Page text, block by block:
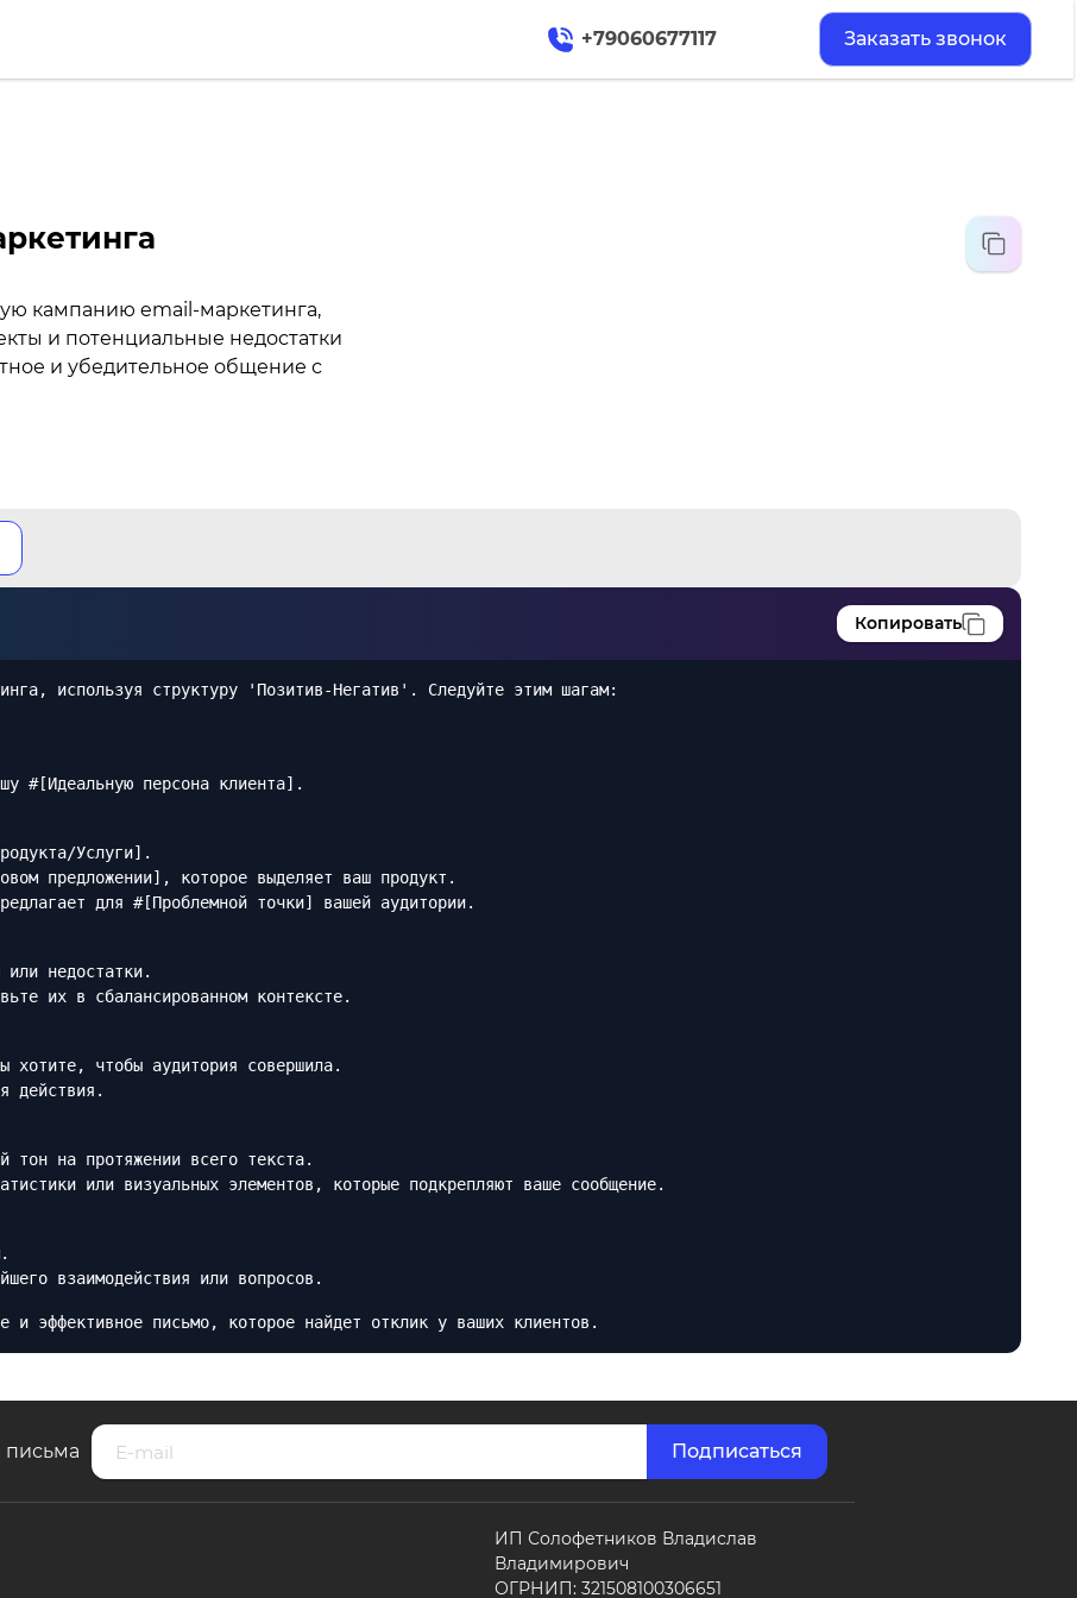
+79060677117 Заказать звонок
кампанию email-маркетинга,
и потенциальные недостатки
и убедительное общение с
Копировать
используя структуру 'Позитив-Негатив'. Следуйте этим шагам:
#[Идеальную персона клиента].
Услуги].
предложении], которое выделяет ваш продукт.
для #[Проблемной точки] вашей аудитории.
или недостатки.
их в сбалансированном контексте.
чтобы аудитория совершила.
действия.
тон на протяжении всего текста.
или визуальных элементов, которые подкрепляют ваше сообщение.
взаимодействия или вопросов.
и эффективное письмо, которое найдет отклик у ваших клиентов.
ИП Солофетников Владислав
Владимирович
ОГРНИП: 321508100306651